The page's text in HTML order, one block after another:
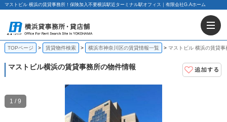
マストビル 横浜の賃貸事務所！保険加入不要横浜駅近ターミナル駅オフィス｜有限会社G.Aホーム
TOPページ 賃貸物件検索 横浜市神奈川区の賃貸情報一覧 マストビル 横浜の賃貸事
マストビル横浜の賃貸事務所の物件情報
1 / 9